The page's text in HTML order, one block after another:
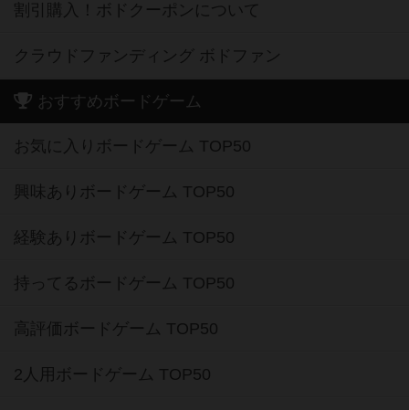
割引購入！ボドクーポンについて
クラウドファンディング ボドファン
おすすめボードゲーム
お気に入りボードゲーム TOP50
興味ありボードゲーム TOP50
経験ありボードゲーム TOP50
持ってるボードゲーム TOP50
高評価ボードゲーム TOP50
2人用ボードゲーム TOP50